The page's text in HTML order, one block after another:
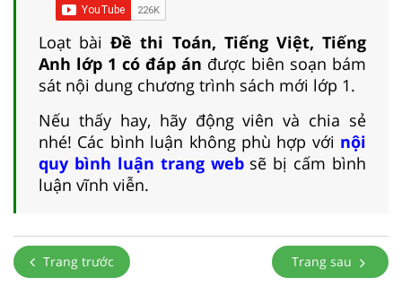
Loạt bàiĐề thi Toán, Tiếng Việt, Tiếng
Anh lớp 1 có đáp án được biên soạn bám
sát nội dung chương trình sách mới lớp 1.
Nếu thấy hay, hãy động viên và chia sẻ
nhé! Các bình luận không phù hợp với nội
quy bình luận trang websẽ bị cấm bình
luận vĩnh viễn.
Trang trước Trang sau